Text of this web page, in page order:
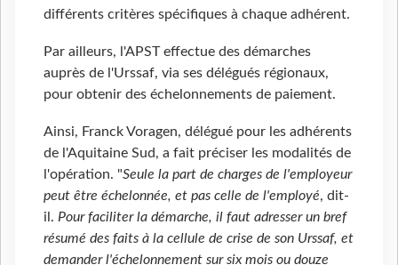
différents critères spécifiques à chaque adhérent.
Par ailleurs, l'APST effectue des démarches
auprès de l'Urssaf, via ses délégués régionaux,
pour obtenir des échelonnements de paiement.
Ainsi, Franck Voragen, délégué pour les adhérents
de l'Aquitaine Sud, a fait préciser les modalités de
l'opération. "Seule la part de charges de l'employeur
peut être échelonnée, et pas celle de l'employé, dit-
il. Pour faciliter la démarche, il faut adresser un bref
résumé des faits à la cellule de crise de son Urssaf, et
demander l'échelonnement sur six mois ou douze